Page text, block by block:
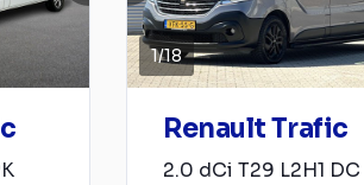
1/18
Renault Trafic
2.0 dCi T29 L2H1 DC